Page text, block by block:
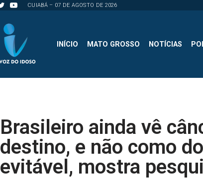
CUIABÁ – 07 DE AGOSTO DE 2026
INÍCIO MATO GROSSO NOTÍCIAS
Brasileiro ainda vê
destino, e não como
evitável, mostra